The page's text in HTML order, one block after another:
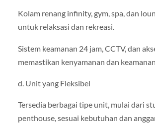
Kolam renang infinity, gym, spa, dan
untuk relaksasi dan rekreasi.
Sistem keamanan 24 jam, CCTV, dan
memastikan kenyamanan dan
d. Unit yang Fleksibel
Tersedia berbagai tipe unit, mulai dari
penthouse, sesuai kebutuhan dan